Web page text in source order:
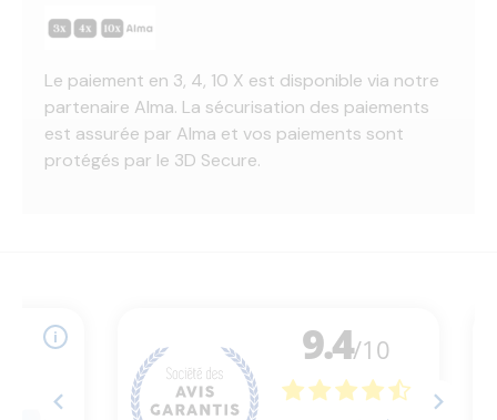
Le paiement en 3, 4, 10 X est disponible via notre
partenaire Alma. La sécurisation des paiements
est assurée par Alma et vos paiements sont
protégés par le 3D Secure.